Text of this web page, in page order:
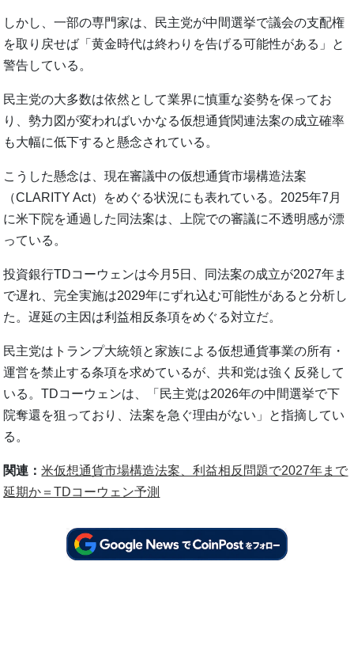
しかし、一部の専門家は、民主党が中間選挙で議会の支配権
を取り戻せば「黄金時代は終わりを告げる可能性がある」と
警告している。
民主党の大多数は依然として業界に慎重な姿勢を保ってお
り、勢力図が変わればいかなる仮想通貨関連法案の成立確率
も大幅に低下すると懸念されている。
こうした懸念は、現在審議中の仮想通貨市場構造法案
（CLARITY Act）をめぐる状況にも表れている。2025年7月
に米下院を通過した同法案は、上院での審議に不透明感が漂
っている。
投資銀行TDコーウェンは今月5日、同法案の成立が2027年ま
で遅れ、完全実施は2029年にずれ込む可能性があると分析し
た。遅延の主因は利益相反条項をめぐる対立だ。
民主党はトランプ大統領と家族による仮想通貨事業の所有・
運営を禁止する条項を求めているが、共和党は強く反発して
いる。TDコーウェンは、「民主党は2026年の中間選挙で下
院奪還を狙っており、法案を急ぐ理由がない」と指摘してい
る。
関連：米仮想通貨市場構造法案、利益相反問題で2027年まで
延期か＝TDコーウェン予測